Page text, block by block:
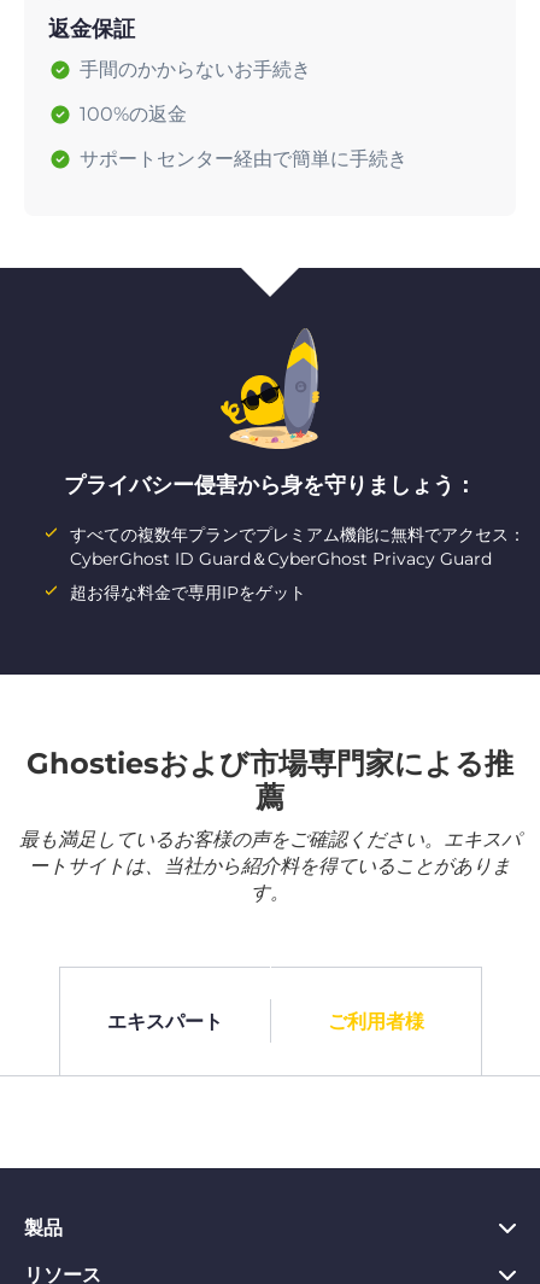
返金保証
手間のかからないお手続き
100%の返金
サポートセンター経由で簡単に手続き
プライバシー侵害から身を守りましょう：
すべての複数年プランでプレミアム機能に無料でアクセス：
CyberGhost ID Guard＆CyberGhost Privacy Guard
超お得な料金で専用IPをゲット
Ghostiesおよび市場専門家による推
薦
最も満足しているお客様の声をご確認ください。エキスパ
ートサイトは、当社から紹介料を得ていることがありま
す。
エキスパート ご利用者様
製品
PC向けVPN
リソース